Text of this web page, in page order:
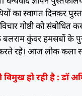
का स्वागत दिनकर
गोष्ठी को संबोधित
कुंवर हमसबों के
रहे। आज लोक कला
हो रही है : डॉ